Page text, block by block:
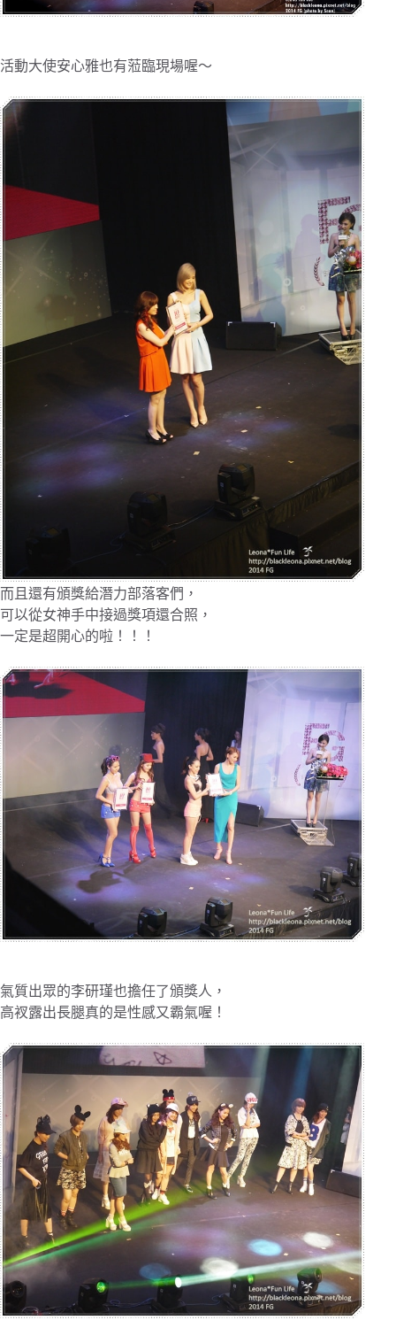
活動大使安心雅也有蒞臨現場喔～
而且還有頒獎給潛力部落客們，
可以從女神手中接過獎項還合照，
一定是超開心的啦！！！
氣質出眾的李研瑾也擔任了頒獎人，
高衩露出長腿真的是性感又霸氣喔！